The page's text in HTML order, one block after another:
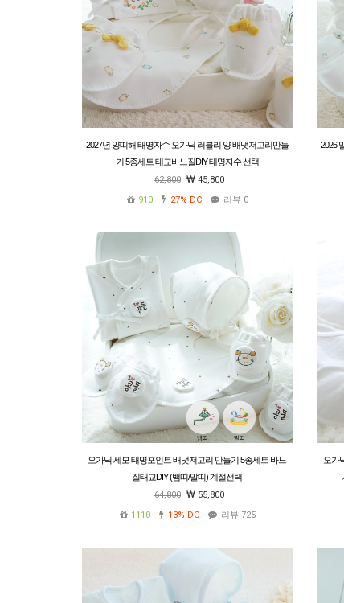
2027년 양띠해 태명자수 오가닉 러블리 양 배냇저고리만들
기 5종세트 태교바느질DIY 태명자수 선택
62,800
45,800
910
27% DC 리뷰 0
2026
오가닉 세모 태명포인트 배냇저고리 만들기 5종세트 바느
질태교DIY (뱀띠/말띠) 계절선택
64,800
55,800
1110
13% DC 리뷰 725
오가